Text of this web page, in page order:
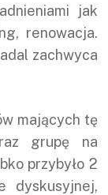
jak
renowacja.
zachwyca
mających tę
grupę na
przybyło 2
dyskusyjnej,